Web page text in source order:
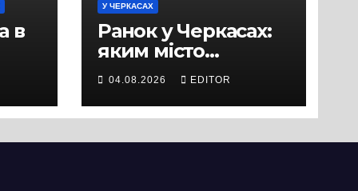
в
У ЧЕРКАСАХ
Ранок у Черкасах:
яким місто
зустрічає новий
день
04.08.2026 EDITOR